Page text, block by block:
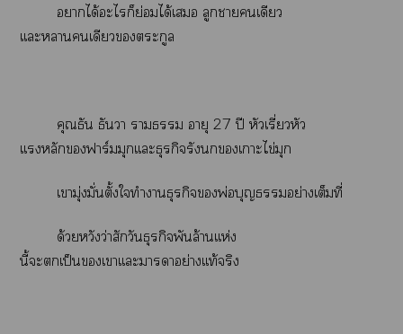
าได้ะไก็ย่อมได้เ ลูกาเดียว
เเะาเดียวตระกูล
คุณธัน ธันวา า อายุ 27 ปี หัวเรี่ยวหัว
เเหลักฟาร์มมุกเเะธุรกิจรังเาะไข่มุก
เามุ่งมั่นตั้งใทำาธุรกิจพ่อบุญอย่างเต็มที่
ด้วยหวังว่าสักวันธุรกิจพันล้านเเห่ง
นี้ะเป็นเาเเะาาอย่างเเท้จริง